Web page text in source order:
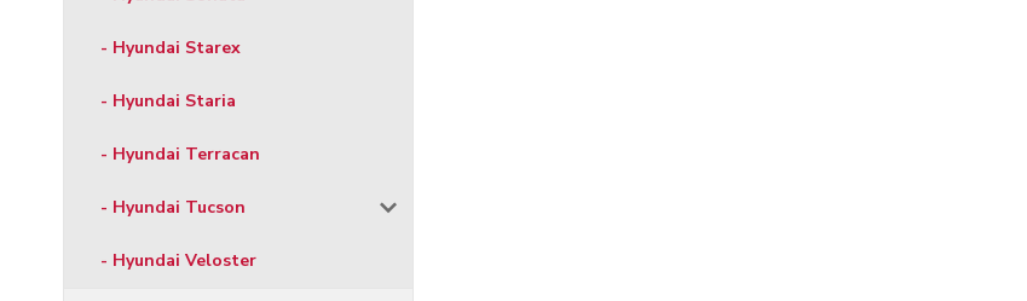
- Hyundai Starex
- Hyundai Staria
- Hyundai Terracan
- Hyundai Tucson
- Hyundai Veloster